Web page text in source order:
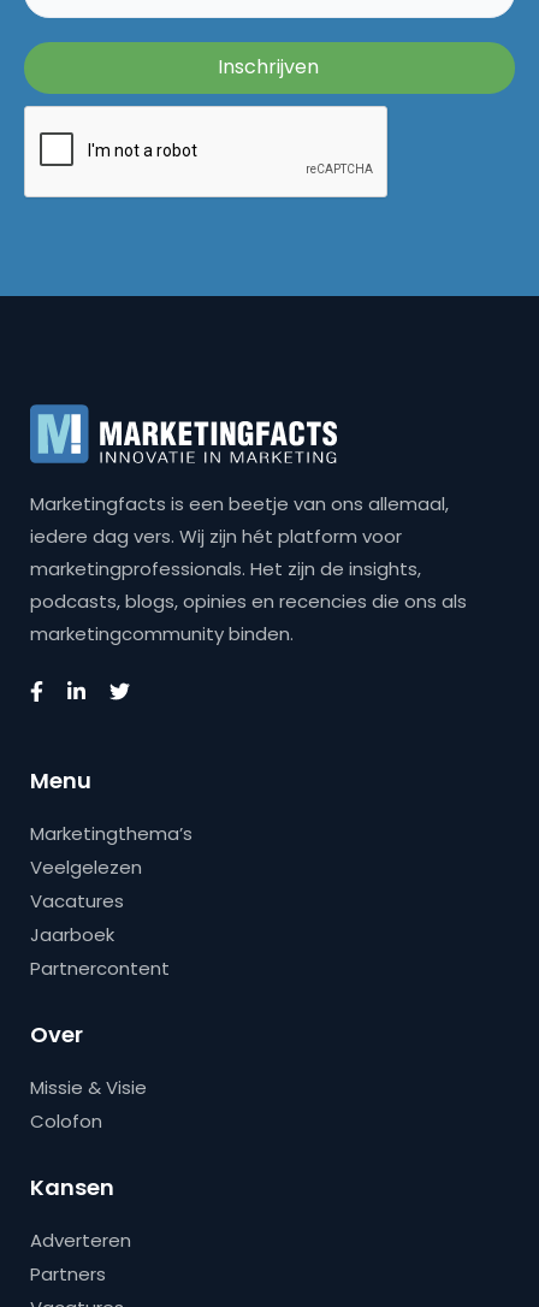
Marketingfacts is een beetje van ons allemaal,
iedere dag vers. Wij zijn hét platform voor
marketingprofessionals. Het zijn de insights,
podcasts, blogs, opinies en recencies die ons als
marketingcommunity binden.
Menu
Marketingthema’s
Veelgelezen
Vacatures
Jaarboek
Partnercontent
Over
Missie & Visie
Colofon
Kansen
Adverteren
Partners